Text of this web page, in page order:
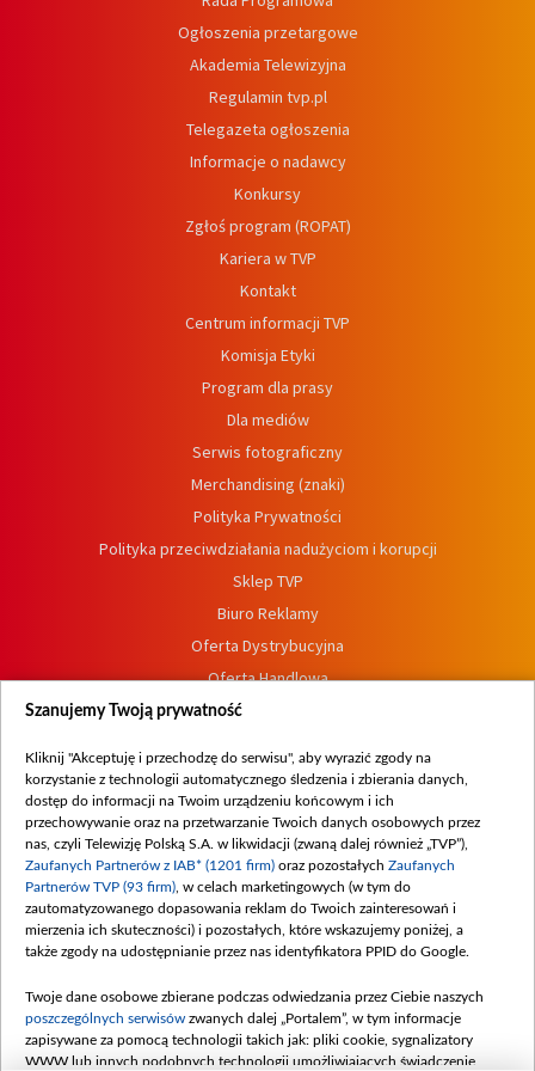
Ogłoszenia przetargowe
Akademia Telewizyjna
Regulamin tvp.pl
Telegazeta ogłoszenia
Informacje o nadawcy
Konkursy
Zgłoś program (ROPAT)
Kariera w TVP
Kontakt
Centrum informacji TVP
Komisja Etyki
Program dla prasy
Dla mediów
Serwis fotograficzny
Merchandising (znaki)
Polityka Prywatności
Polityka przeciwdziałania nadużyciom i korupcji
Sklep TVP
Biuro Reklamy
Oferta Dystrybucyjna
Oferta Handlowa
Dostępność
Procedura zgłoszeń wewnętrznych
Szanujemy Twoją prywatność
Kliknij "Akceptuję i przechodzę do serwisu", aby wyrazić zgody na
korzystanie z technologii automatycznego śledzenia i zbierania danych,
dostęp do informacji na Twoim urządzeniu końcowym i ich
przechowywanie oraz na przetwarzanie Twoich danych osobowych przez
nas, czyli Telewizję Polską S.A. w likwidacji (zwaną dalej również „TVP”),
Zaufanych Partnerów z IAB* (1201 firm) oraz pozostałych Zaufanych
Partnerów TVP (93 firm) , w celach marketingowych (w tym do
zautomatyzowanego dopasowania reklam do Twoich zainteresowań i
mierzenia ich skuteczności) i pozostałych, które wskazujemy poniżej, a
także zgody na udostępnianie przez nas identyfikatora PPID do Google.
Twoje dane osobowe zbierane podczas odwiedzania przez Ciebie naszych
poszczególnych serwisów zwanych dalej „Portalem”, w tym informacje
zapisywane za pomocą technologii takich jak: pliki cookie, sygnalizatory
WWW lub innych podobnych technologii umożliwiających świadczenie